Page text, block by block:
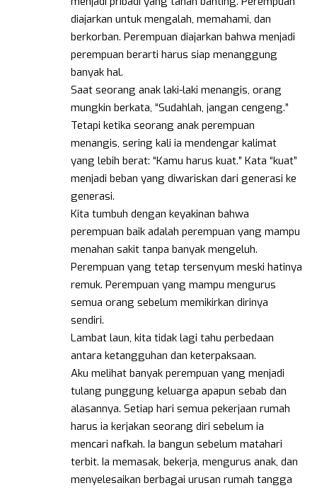
diajarkan untuk mengalah, memahami, dan
berkorban. Perempuan diajarkan bahwa menjadi
perempuan berarti harus siap menanggung
banyak hal.
Saat seorang anak laki-laki menangis, orang
mungkin berkata, “Sudahlah, jangan cengeng.”
Tetapi ketika seorang anak perempuan
menangis, sering kali ia mendengar kalimat
yang lebih berat: “Kamu harus kuat.” Kata “kuat”
menjadi beban yang diwariskan dari generasi ke
generasi.
Kita tumbuh dengan keyakinan bahwa
perempuan baik adalah perempuan yang mampu
menahan sakit tanpa banyak mengeluh.
Perempuan yang tetap tersenyum meski hatinya
remuk. Perempuan yang mampu mengurus
semua orang sebelum memikirkan dirinya
sendiri.
Lambat laun, kita tidak lagi tahu perbedaan
antara ketangguhan dan keterpaksaan.
Aku melihat banyak perempuan yang menjadi
tulang punggung keluarga apapun sebab dan
alasannya. Setiap hari semua pekerjaan rumah
harus ia kerjakan seorang diri sebelum ia
mencari nafkah. Ia bangun sebelum matahari
terbit. Ia memasak, bekerja, mengurus anak, dan
menyelesaikan berbagai urusan rumah tangga